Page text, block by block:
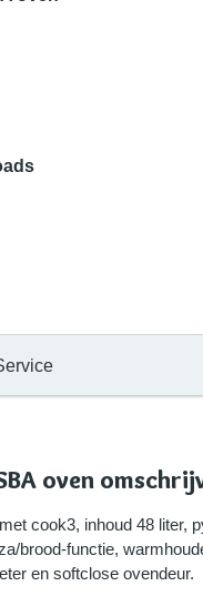
oven
cook3, inhoud 48 liter,
brood-functie,
en softclose ovendeur.